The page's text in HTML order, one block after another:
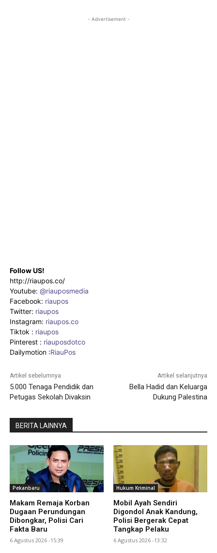
- Advertisement -
Follow US!
http://riaupos.co/
Youtube: @riauposmedia
Facebook: riaupos
Twitter: riaupos
Instagram: riaupos.co
Tiktok : riaupos
Pinterest : riauposdotco
Dailymotion :RiauPos
Artikel sebelumnya
5.000 Tenaga Pendidik dan
Petugas Sekolah Divaksin
Artikel selanjutnya
Bella Hadid dan Keluarga
Dukung Palestina
BERITA LAINNYA
Pekanbaru
Makam Remaja Korban
Dugaan Perundungan
Dibongkar, Polisi Cari
Fakta Baru
6 Agustus 2026 -15:39
Hukum Kriminal
Mobil Ayah Sendiri
Digondol Anak Kandung,
Polisi Bergerak Cepat
Tangkap Pelaku
6 Agustus 2026 -13:32